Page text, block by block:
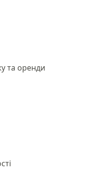
та оренди